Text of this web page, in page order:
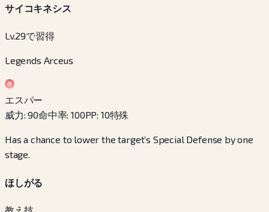
サイコキネシス
Lv.29で習得
Legends Arceus
エスパー
威力:90命中率:100PP: 10特殊
Has a chance to lower the target’s Special Defense by one
stage.
ほしがる